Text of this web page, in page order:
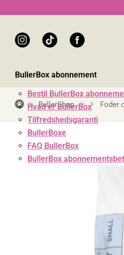
instagramtiktok facebook
BullerBox abonnement
Bestil BullerBox
Hvad er BullerBox
Tilfredshedsgaranti
BullerBoxe
FAQ BullerBox
BullerBox
BullerShop Foder